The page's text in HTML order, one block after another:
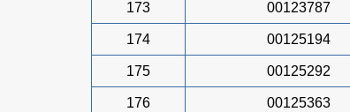
173 00123787
174 00125194
175 00125292
176 00125363